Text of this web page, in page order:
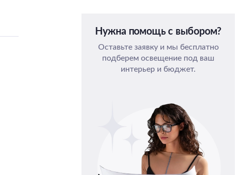
Нужна помощь с выбором?
Оставьте заявку и мы бесплатно
подберем освещение под ваш
интерьер и бюджет.